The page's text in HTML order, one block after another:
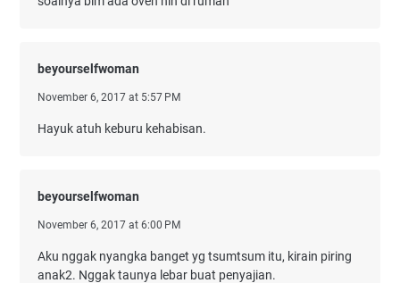
beyourselfwoman
November 6, 2017 at 5:57 PM
Hayuk atuh keburu kehabisan.
beyourselfwoman
November 6, 2017 at 6:00 PM
Aku nggak nyangka banget yg tsumtsum itu, kirain piring
anak2. Nggak taunya lebar buat penyajian.